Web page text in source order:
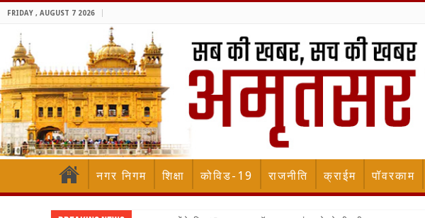
FRIDAY , AUGUST 7 2026
नगर निगम शिक्षा कोविड-19 राजनीति क्राईम पॉवरकाम